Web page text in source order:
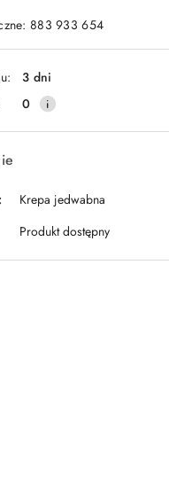
883 933 654
3 dni
0
Krepa jedwabna
Produkt dostępny